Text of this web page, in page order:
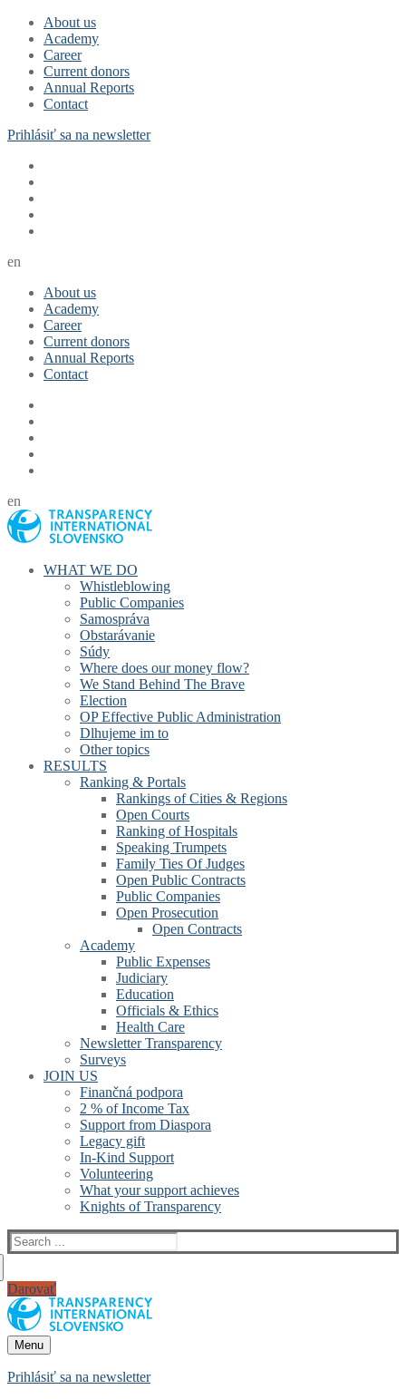
Skip
content
Menu
Close
About us
Academy
Career
Current donors
Annual Reports
Contact
Prihlásiť sa na newsletter
en
About us
Academy
Career
Current donors
Annual Reports
Contact
en
WHAT WE DO
Whistleblowing
Public Companies
Samospráva
Obstarávanie
Súdy
Where does our money flow?
We Stand Behind The Brave
Election
OP Effective Public Administration
Dlhujeme im to
Other topics
RESULTS
Ranking & Portals
Rankings of Cities & Regions
Open Courts
Ranking of Hospitals
Speaking Trumpets
Family Ties Of Judges
Open Public Contracts
Public Companies
Open Prosecution
Open Contracts
Academy
Public Expenses
Judiciary
Education
Officials & Ethics
Health Care
Newsletter Transparency
Surveys
JOIN US
Finančná podpora
2 % of Income Tax
Support from Diaspora
Legacy gift
In-Kind Support
Volunteering
What your support achieves
Knights of Transparency
Search
for:
Darovať
Menu
Prihlásiť sa na newsletter